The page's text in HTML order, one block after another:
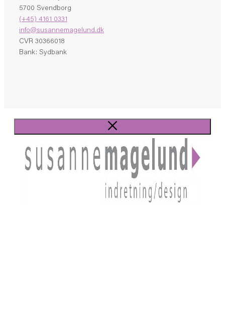
5700 Svendborg
(+45) 4161 0331
info@susannemagelund.dk
CVR 30366018
Bank: Sydbank